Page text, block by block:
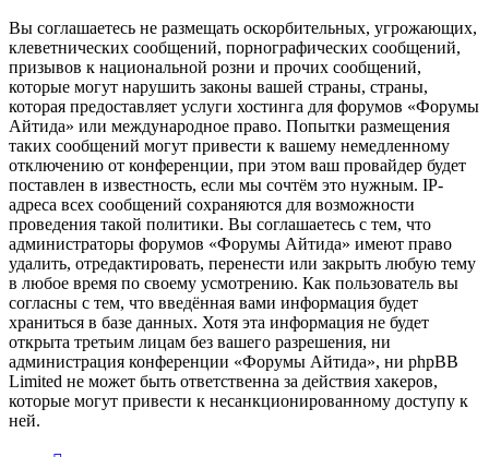
Вы соглашаетесь не размещать оскорбительных, угрожающих,
клеветнических сообщений, порнографических сообщений,
призывов к национальной розни и прочих сообщений,
которые могут нарушить законы вашей страны, страны,
которая предоставляет услуги хостинга для форумов «Форумы
Айтида» или международное право. Попытки размещения
таких сообщений могут привести к вашему немедленному
отключению от конференции, при этом ваш провайдер будет
поставлен в известность, если мы сочтём это нужным. IP-
адреса всех сообщений сохраняются для возможности
проведения такой политики. Вы соглашаетесь с тем, что
администраторы форумов «Форумы Айтида» имеют право
удалить, отредактировать, перенести или закрыть любую тему
в любое время по своему усмотрению. Как пользователь вы
согласны с тем, что введённая вами информация будет
храниться в базе данных. Хотя эта информация не будет
открыта третьим лицам без вашего разрешения, ни
администрация конференции «Форумы Айтида», ни phpBB
Limited не может быть ответственна за действия хакеров,
которые могут привести к несанкционированному доступу к
ней.